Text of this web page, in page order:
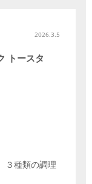
2026.3.5
トースタ
３種類の調理